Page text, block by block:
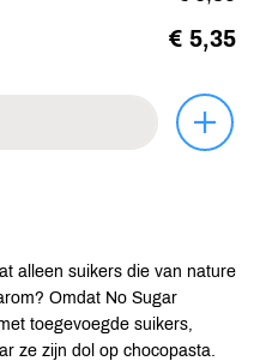
€ 5,35
alleen suikers die van nature
Omdat No Sugar
toegevoegde suikers,
ze zijn dol op chocopasta.